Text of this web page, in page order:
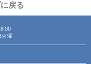
戻る
火曜